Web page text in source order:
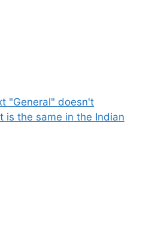
"General" doesn't
is the same in the Indian